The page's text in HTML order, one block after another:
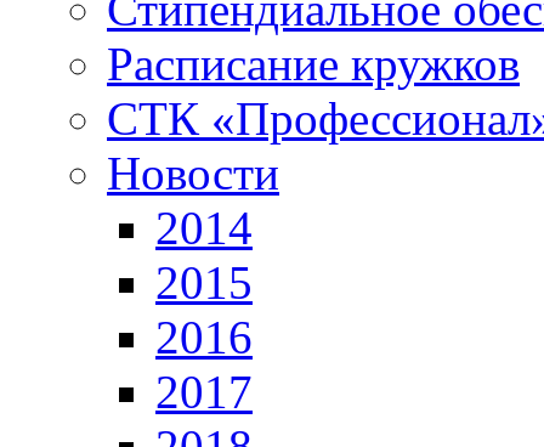
Расписание кружков
СТК
Новости
2014
2015
2016
2017